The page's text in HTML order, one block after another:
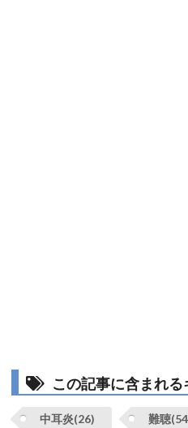
この記事に含まれる
中耳炎(26) 難聴